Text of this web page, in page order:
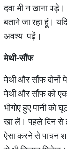
दवा भी न खाना
बताने जा रहा हूं।
अवश्य पढ़ें।
मेथी-सौंफ
मेथी और सौंफ दोनों
मेथी और सौंफ को
भीगोए हुए पानी
खा लें। पहले दिन से
ऐसा करने से पाचन